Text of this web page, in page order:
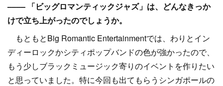
–––– 「ビッグロマンティックジャズ」は、どんなきっか
けで立ち上がったのでしょうか。
もともとBig Romantic Entertainmentでは、わりとイン
ディーロックかシティポップバンドの色が強かったので、
もう少しブラックミュージック寄りのイベントを作りたい
と思っていました。特に今回も出てもらうシンガポールの